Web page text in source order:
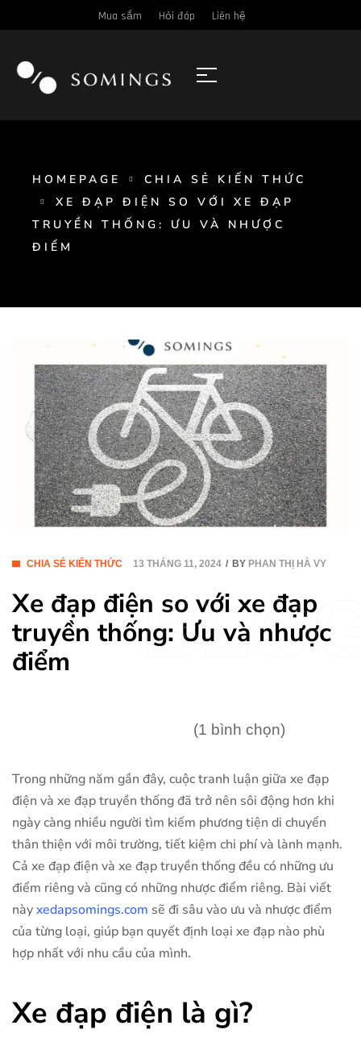
Mua sắm Hỏi đáp Liên hệ
HOMEPAGE
CHIA SẺ KIẾN THỨC
XE ĐẠP ĐIỆN SO VỚI XE ĐẠP
TRUYỀN THỐNG: ƯU VÀ NHƯỢC
ĐIỂM
CHIA SẺ KIẾN THỨC 13 THÁNG 11, 2024 BY PHAN THỊ HÀ VY
Xe đạp điện so với xe đạp
truyền thống: Ưu và nhược
điểm
(1 bình chọn)
Trong những năm gần đây, cuộc tranh luận giữa xe đạp
điện và xe đạp truyền thống đã trở nên sôi động hơn khi
ngày càng nhiều người tìm kiếm phương tiện di chuyển
thân thiện với môi trường, tiết kiệm chi phí và lành mạnh.
Cả xe đạp điện và xe đạp truyền thống đều có những ưu
điểm riêng và cũng có những nhược điểm riêng. Bài viết
nàyxedapsomings.com sẽ đi sâu vào ưu và nhược điểm
của từng loại, giúp bạn quyết định loại xe đạp nào phù
hợp nhất với nhu cầu của mình.
Xe đạp điện là gì?